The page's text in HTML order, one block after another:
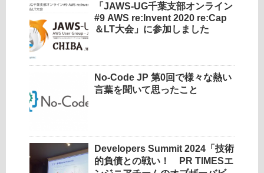
「JAWS-UG千葉支部オンライン
#9 AWS re:Invent 2020 re:Cap
＆LT大会」に参加しました
No-Code JP 第0回で様々な熱い
言葉を聞いて思ったこと
Developers Summit 2024「技術
的負債との戦い！ PR TIMESエ